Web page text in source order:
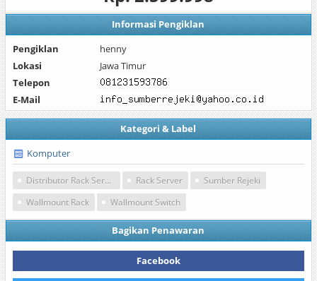
Informasi Pengiklan
Pengiklan
henny
Lokasi
Jawa Timur
Telepon
E-Mail
Kategori & Label
Komputer
Distributor Rack Server Rack Server
Sumber Rejeki
Wallmount Rack
Wallmount Switch
Bagikan Penawaran
Facebook